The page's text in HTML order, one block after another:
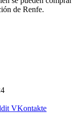
de Renfe.
VKontakte